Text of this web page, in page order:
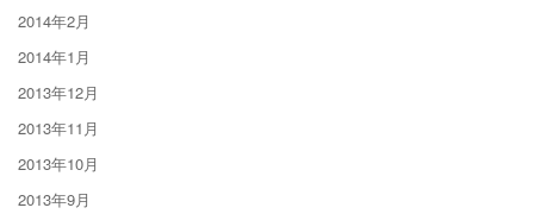
2014年2月
2014年1月
2013年12月
2013年11月
2013年10月
2013年9月